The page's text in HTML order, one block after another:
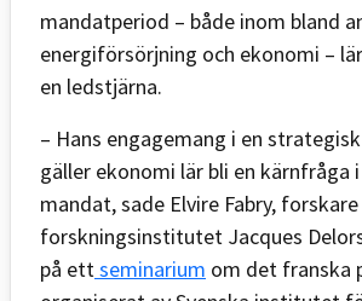
mandatperiod – både inom bland
energiförsörjning och ekonomi –
en ledstjärna.
– Hans engagemang i en
gäller ekonomi lär bli en kärnfråga
mandat, sade Elvire Fabry,
forskningsinstitutet Jacques
på ett seminarium om det franska